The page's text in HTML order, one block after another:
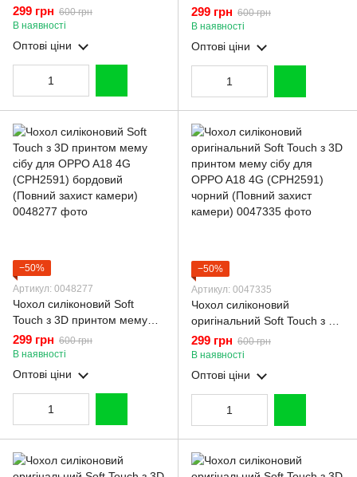
принтом кумедний тед
ведмідик для OPPO A18 4G
(CPH2591) молочний
(Повний захист камери)
299 грн 600 грн
В наявності
Оптові ціни
сібу для OPPO A18 4G
(CPH2591) коричневий
(Повний захист камери)
299 грн 600 грн
В наявності
Оптові ціни
−50%
Артикул: 0048277
Чохол силіконовий Soft
Touch з 3D принтом мему
сібу для OPPO A18 4G
(CPH2591) бордовий
(Повний захист камери)
299 грн 600 грн
В наявності
Оптові ціни
−50%
Артикул: 0047335
Чохол силіконовий
оригінальний Soft Touch з 3D
принтом мему сібу для
OPPO A18 4G (CPH2591)
чорний (Повний захист
299 грн 600 грн
В наявності
Оптові ціни